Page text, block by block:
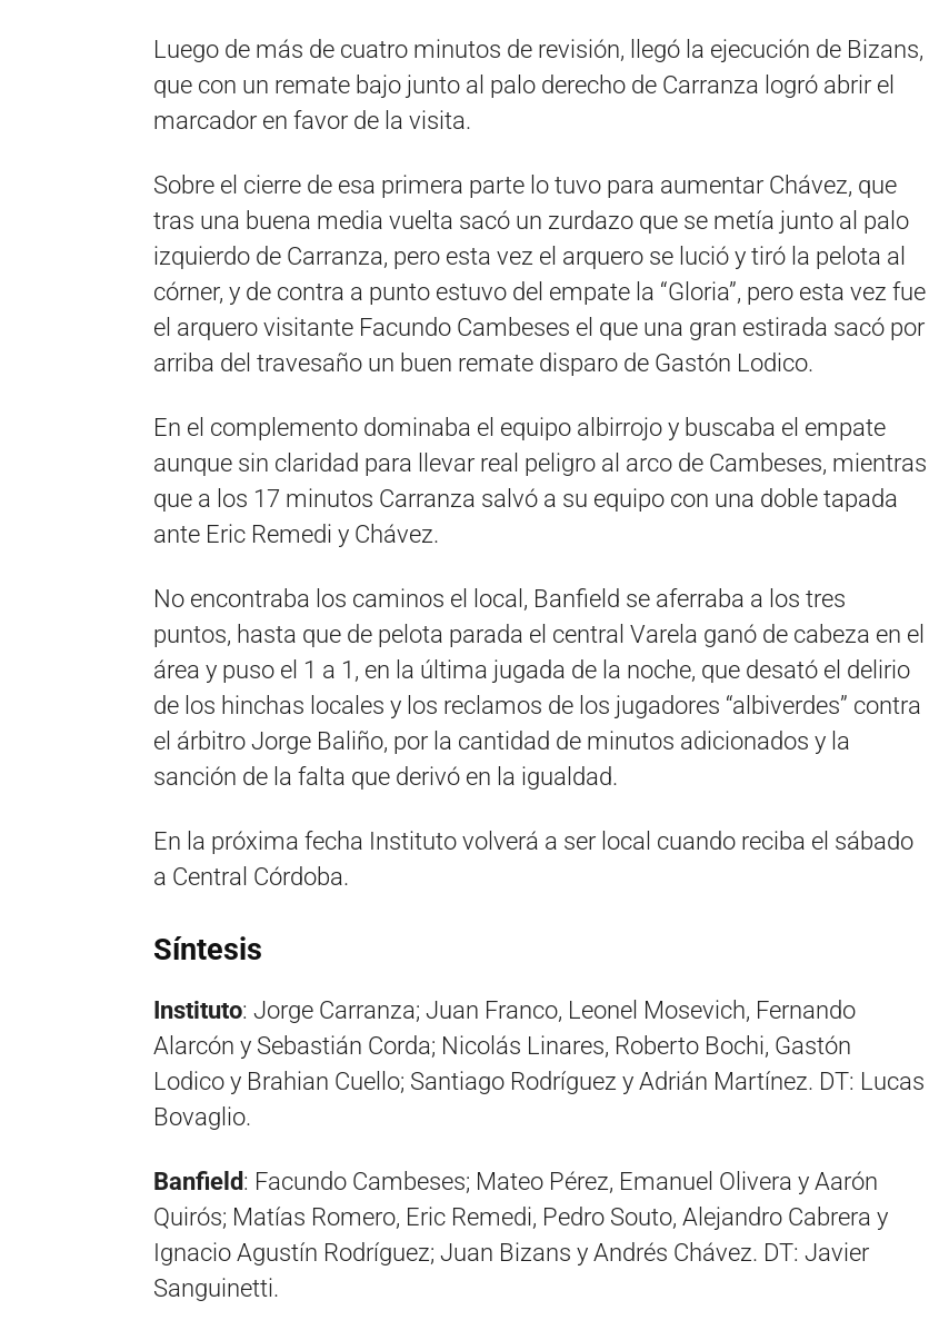
Luego de más de cuatro minutos de revisión, llegó la ejecución de Bizans,
que con un remate bajo junto al palo derecho de Carranza logró abrir el
marcador en favor de la visita.
Sobre el cierre de esa primera parte lo tuvo para aumentar Chávez, que
tras una buena media vuelta sacó un zurdazo que se metía junto al palo
izquierdo de Carranza, pero esta vez el arquero se lució y tiró la pelota al
córner, y de contra a punto estuvo del empate la “Gloria”, pero esta vez fue
el arquero visitante Facundo Cambeses el que una gran estirada sacó por
arriba del travesaño un buen remate disparo de Gastón Lodico.
En el complemento dominaba el equipo albirrojo y buscaba el empate
aunque sin claridad para llevar real peligro al arco de Cambeses, mientras
que a los 17 minutos Carranza salvó a su equipo con una doble tapada
ante Eric Remedi y Chávez.
No encontraba los caminos el local, Banfield se aferraba a los tres
puntos, hasta que de pelota parada el central Varela ganó de cabeza en el
área y puso el 1 a 1, en la última jugada de la noche, que desató el delirio
de los hinchas locales y los reclamos de los jugadores “albiverdes” contra
el árbitro Jorge Baliño, por la cantidad de minutos adicionados y la
sanción de la falta que derivó en la igualdad.
En la próxima fecha Instituto volverá a ser local cuando reciba el sábado
a Central Córdoba.
Síntesis
Instituto: Jorge Carranza; Juan Franco, Leonel Mosevich, Fernando
Alarcón y Sebastián Corda; Nicolás Linares, Roberto Bochi, Gastón
Lodico y Brahian Cuello; Santiago Rodríguez y Adrián Martínez. DT: Lucas
Bovaglio.
Banfield: Facundo Cambeses; Mateo Pérez, Emanuel Olivera y Aarón
Quirós; Matías Romero, Eric Remedi, Pedro Souto, Alejandro Cabrera y
Ignacio Agustín Rodríguez; Juan Bizans y Andrés Chávez. DT: Javier
Sanguinetti.